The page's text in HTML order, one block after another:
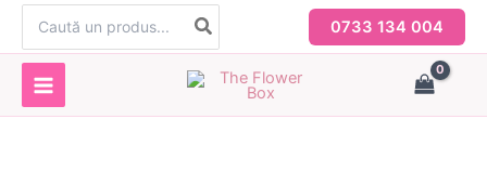
Skip
content
for:
0733 134 004